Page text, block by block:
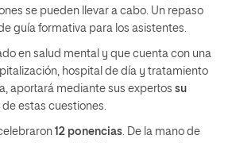
se pueden llevar a cabo. Un repaso
guía formativa para los asistentes.
en salud mental y que cuenta con una
hospital de día y tratamiento
aportará mediante sus expertos su
de estas cuestiones.
12 ponencias. De la mano de